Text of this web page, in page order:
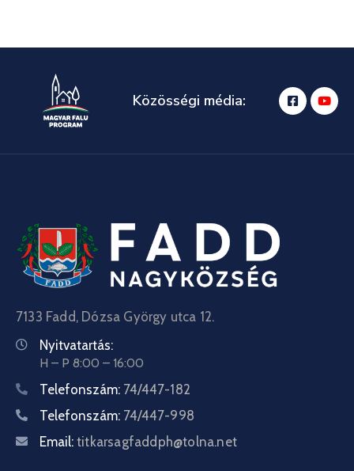
Közösségi média:
7133 Fadd, Dózsa György utca 12.
Nyitvatartás:
H – P 8:00 – 16:00
Telefonszám: 74/447-182
Telefonszám: 74/447-998
Email: titkarsagfaddph@tolna.net